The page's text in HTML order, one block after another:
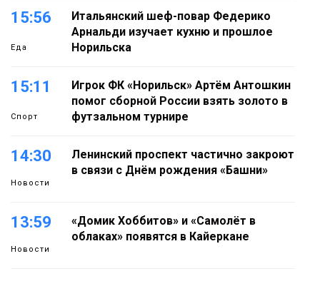
15:56
Еда
Итальянский шеф-повар Федерико
Арнальди изучает кухню и прошлое
Норильска
15:11
Спорт
Игрок ФК «Норильск» Артём Антошкин
помог сборной России взять золото в
футзальном турнире
14:30
Новости
Ленинский проспект частично закроют
в связи с Днём рождения «Башни»
13:59
Новости
«Домик Хоббитов» и «Самолёт в
облаках» появятся в Кайеркане